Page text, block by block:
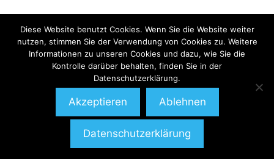
Unsere Praxis ist GVP-zertifiziert
DATENSCHUTZ|IMPRESSUM
Diese Website benutzt Cookies. Wenn Sie die Website weiter
nutzen, stimmen Sie der Verwendung von Cookies zu. Weitere
Informationen zu unseren Cookies und dazu, wie Sie die
Kontrolle darüber behalten, finden Sie in der
Datenschutzerklärung.
Akzeptieren Ablehnen
Datenschutzerklärung